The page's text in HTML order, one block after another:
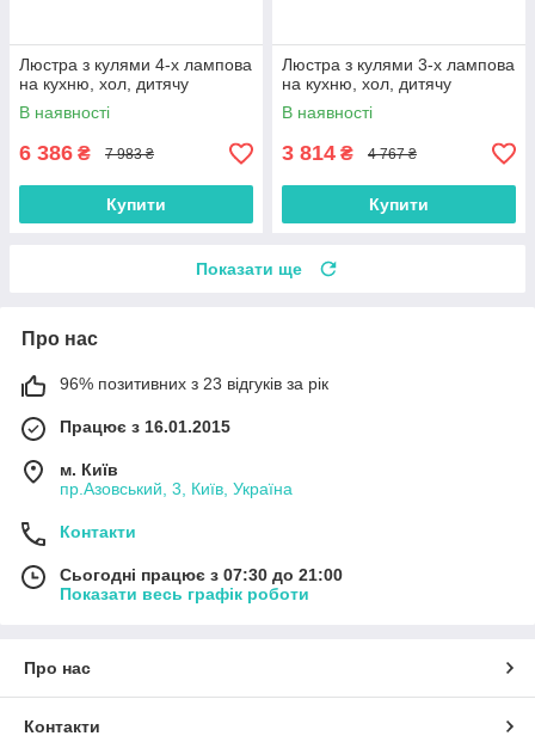
Люстра з кулями 4-х лампова
на кухню, хол, дитячу
В наявності
6 386 ₴ 7 983 ₴
Купити
Люстра з кулями 3-х лампова
на кухню, хол, дитячу
В наявності
3 814 ₴ 4 767 ₴
Купити
Показати ще
Про нас
96% позитивних з 23 відгуків за рік
Працює з 16.01.2015
м. Київ
пр.Азовський, 3, Київ, Україна
Контакти
Сьогодні працює з 07:30 до 21:00
Показати весь графік роботи
Про нас
Контакти